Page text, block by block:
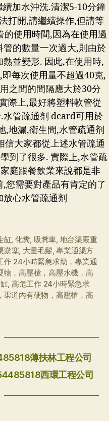
加水沖洗.清潔5-10分鐘
打開,請繼續操作,但請等
使用時間,因為在使用過
的數量一次過大,則由於
並變形. 因此,在使用時,
每次使用量不超過40克,
之間的間隔應大於30分
際上,最好將塑料軟管從
水管疏通剂 dcard可用於
,地漏,衛生間,水管疏通剂
信大家都從上述水管疏通
到了很多. 實際上,水管疏
庭跟餐飲業來說都是非
您需要對產品有肯定的了
心水管疏通剂
缸, 化糞, 吸糞車, 地台渠嚴重
淤塞, 大量毛髮,專業通渠方
作 24小時緊急求助，專業通
物，高壓槍，高壓水機，高
, 高危工作 24小時緊急求
渠道內有硬物，高壓槍，高
薄扶林工程公司
西環工程公司